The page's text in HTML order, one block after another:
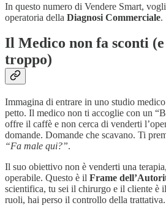
In questo numero di Vendere Smart,
operatoria della Diagnosi Commerciale.
Il Medico non fa sconti
troppo)
Immagina di entrare in uno studio
petto. Il medico non ti accoglie con un
offre il caffè e non cerca di venderti
domande. Domande che scavano. Ti
“Fa male qui?”.
Il suo obiettivo non è venderti una
operabile. Questo è il Frame
scientifica, tu sei il chirurgo e il cliente è
ruoli, hai perso il controllo della trattativa.